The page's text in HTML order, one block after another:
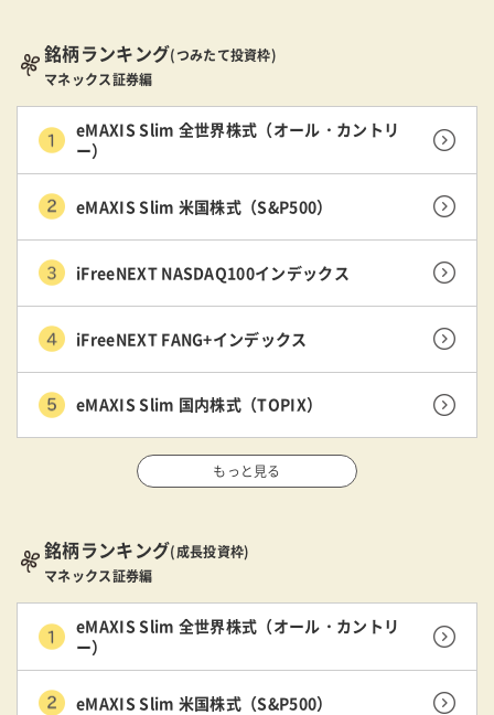
銘柄ランキング(つみたて投資枠)
マネックス証券編
eMAXIS Slim 全世界株式（オール・カントリ
ー）
eMAXIS Slim 米国株式（S&P500）
iFreeNEXT NASDAQ100インデックス
iFreeNEXT FANG+インデックス
eMAXIS Slim 国内株式（TOPIX）
もっと見る
銘柄ランキング(成長投資枠)
マネックス証券編
eMAXIS Slim 全世界株式（オール・カントリ
ー）
eMAXIS Slim 米国株式（S&P500）